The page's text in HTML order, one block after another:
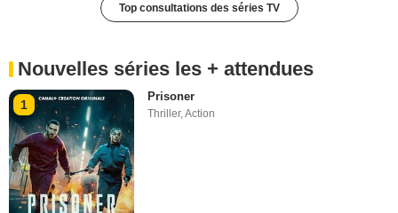
Top consultations des séries TV
Nouvelles séries les + attendues
1
Prisoner
Thriller,Action